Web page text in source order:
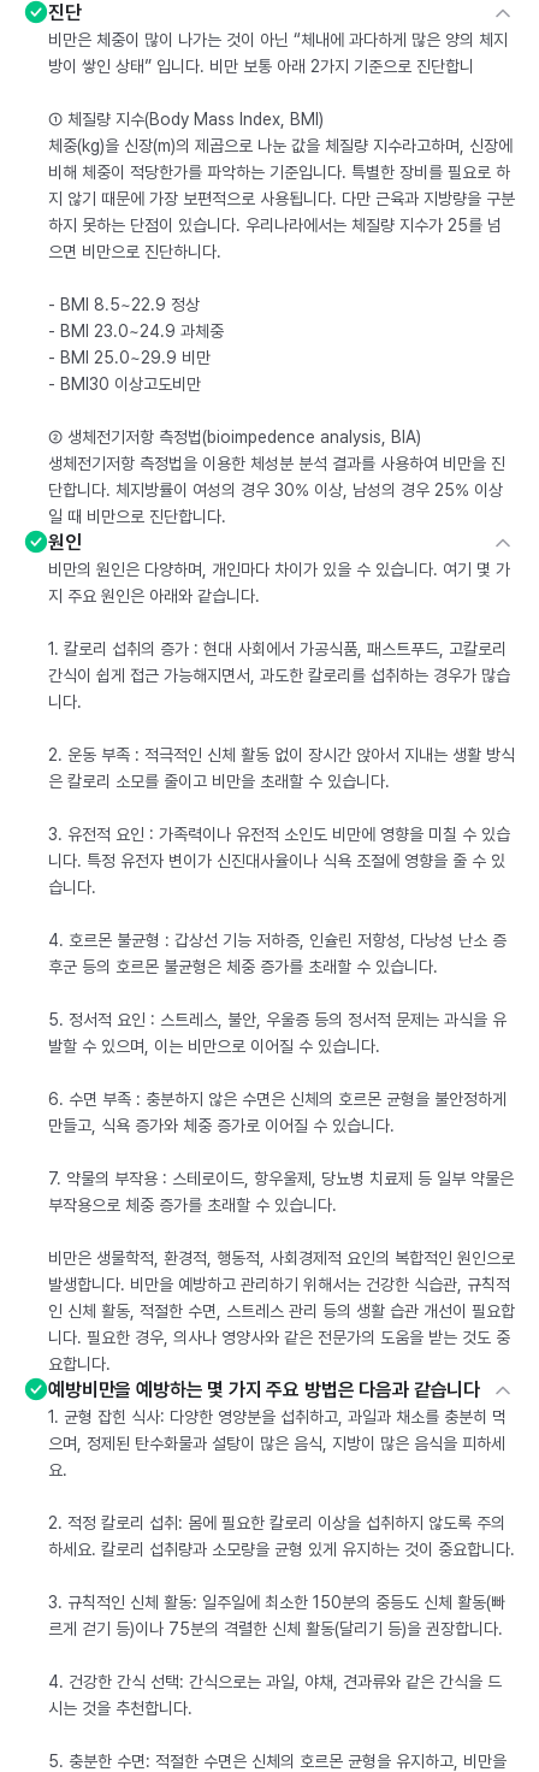
진단
비만은 체중이 많이 나가는 것이 아닌 “체내에 과다하게 많은 양의 체지
방이 쌓인 상태” 입니다. 비만 보통 아래 2가지 기준으로 진단합니
① 체질량 지수(Body Mass Index, BMI)
체중(kg)을 신장(m)의 제곱으로 나눈 값을 체질량 지수라고하며, 신장에
비해 체중이 적당한가를 파악하는 기준입니다. 특별한 장비를 필요로 하
지 않기 때문에 가장 보편적으로 사용됩니다. 다만 근육과 지방량을 구분
하지 못하는 단점이 있습니다. 우리나라에서는 체질량 지수가 25를 넘
으면 비만으로 진단하니다.
- BMI 8.5~22.9 정상
- BMI 23.0~24.9 과체중
- BMI 25.0~29.9 비만
- BMI30 이상고도비만
② 생체전기저항 측정법(bioimpedence analysis, BIA)
생체전기저항 측정법을 이용한 체성분 분석 결과를 사용하여 비만을 진
단합니다. 체지방률이 여성의 경우 30% 이상, 남성의 경우 25% 이상
일 때 비만으로 진단합니다.
원인
비만의 원인은 다양하며, 개인마다 차이가 있을 수 있습니다. 여기 몇 가
지 주요 원인은 아래와 같습니다.
1. 칼로리 섭취의 증가 : 현대 사회에서 가공식품, 패스트푸드, 고칼로리
간식이 쉽게 접근 가능해지면서, 과도한 칼로리를 섭취하는 경우가 많습
니다.
2. 운동 부족 : 적극적인 신체 활동 없이 장시간 앉아서 지내는 생활 방식
은 칼로리 소모를 줄이고 비만을 초래할 수 있습니다.
3. 유전적 요인 : 가족력이나 유전적 소인도 비만에 영향을 미칠 수 있습
니다. 특정 유전자 변이가 신진대사율이나 식욕 조절에 영향을 줄 수 있
습니다.
4. 호르몬 불균형 : 갑상선 기능 저하증, 인슐린 저항성, 다낭성 난소 증
후군 등의 호르몬 불균형은 체중 증가를 초래할 수 있습니다.
5. 정서적 요인 : 스트레스, 불안, 우울증 등의 정서적 문제는 과식을 유
발할 수 있으며, 이는 비만으로 이어질 수 있습니다.
6. 수면 부족 : 충분하지 않은 수면은 신체의 호르몬 균형을 불안정하게
만들고, 식욕 증가와 체중 증가로 이어질 수 있습니다.
7. 약물의 부작용 : 스테로이드, 항우울제, 당뇨병 치료제 등 일부 약물은
부작용으로 체중 증가를 초래할 수 있습니다.
비만은 생물학적, 환경적, 행동적, 사회경제적 요인의 복합적인 원인으로
발생합니다. 비만을 예방하고 관리하기 위해서는 건강한 식습관, 규칙적
인 신체 활동, 적절한 수면, 스트레스 관리 등의 생활 습관 개선이 필요합
니다. 필요한 경우, 의사나 영양사와 같은 전문가의 도움을 받는 것도 중
요합니다.
예방비만을 예방하는 몇 가지 주요 방법은 다음과 같습니다
1. 균형 잡힌 식사: 다양한 영양분을 섭취하고, 과일과 채소를 충분히 먹
으며, 정제된 탄수화물과 설탕이 많은 음식, 지방이 많은 음식을 피하세
요.
2. 적정 칼로리 섭취: 몸에 필요한 칼로리 이상을 섭취하지 않도록 주의
하세요. 칼로리 섭취량과 소모량을 균형 있게 유지하는 것이 중요합니다.
3. 규칙적인 신체 활동: 일주일에 최소한 150분의 중등도 신체 활동(빠
르게 걷기 등)이나 75분의 격렬한 신체 활동(달리기 등)을 권장합니다.
4. 건강한 간식 선택: 간식으로는 과일, 야채, 견과류와 같은 간식을 드
시는 것을 추천합니다.
5. 충분한 수면: 적절한 수면은 신체의 호르몬 균형을 유지하고, 비만을